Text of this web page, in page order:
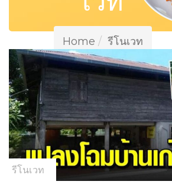
Home รีโนเวท
รีโนเวท